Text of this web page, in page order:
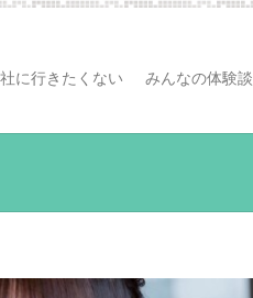
に行きたくない みんなの体験談